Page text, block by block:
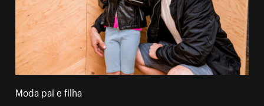
Moda pai e filha